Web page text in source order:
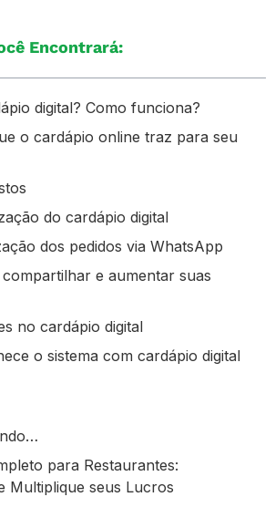
Encontrará:
digital? Como funciona?
o cardápio online traz para seu
do cardápio digital
dos pedidos via WhatsApp
e aumentar suas
no cardápio digital
o sistema com cardápio digital
para Restaurantes:
Multiplique seus Lucros